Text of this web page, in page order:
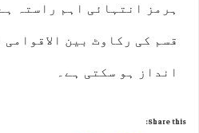
ہرمز انتہائی اہم راستہ
قسم کی رکاوٹ بین
انداز ہو سکتی ہے۔
Share this: